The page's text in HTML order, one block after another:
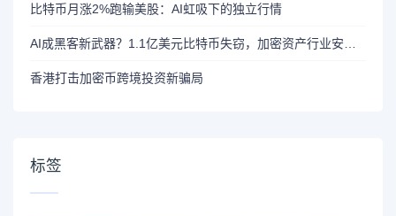
比特币月涨2%跑输美股：AI虹吸下的独立行情
香港打击加密币跨境投资新骗局
标签